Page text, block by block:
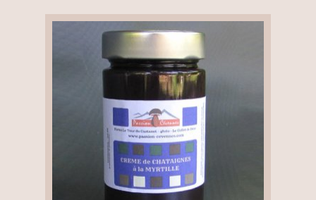
ordre
ascendant